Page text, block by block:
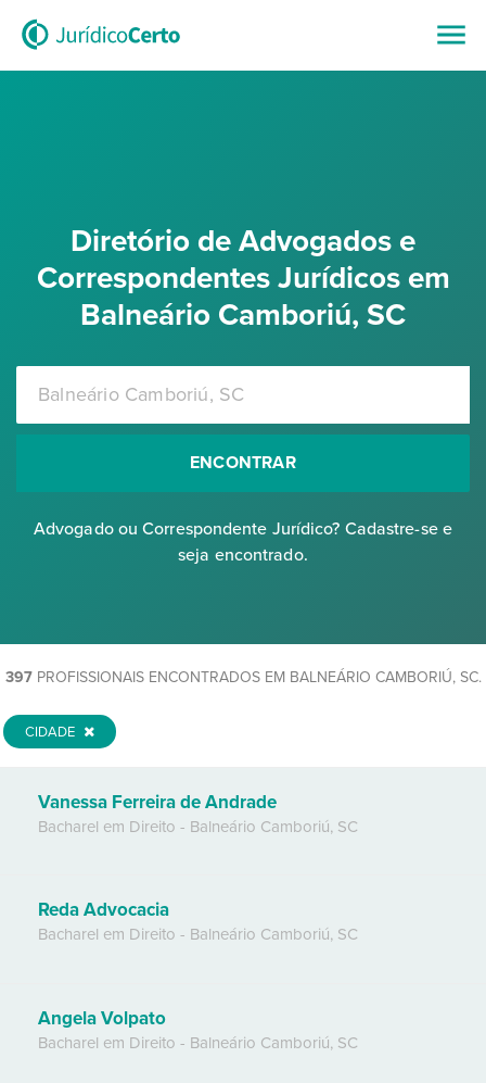
Diretório de Advogados e
Correspondentes Jurídicos em
Balneário Camboriú, SC
ENCONTRAR
Advogado ou Correspondente Jurídico? Cadastre-se e
seja encontrado.
397PROFISSIONAIS ENCONTRADOS EM BALNEÁRIO CAMBORIÚ, SC.
CIDADE
Vanessa Ferreira de Andrade
Bacharel em Direito - Balneário Camboriú, SC
Reda Advocacia
Bacharel em Direito - Balneário Camboriú, SC
Angela Volpato
Bacharel em Direito - Balneário Camboriú, SC